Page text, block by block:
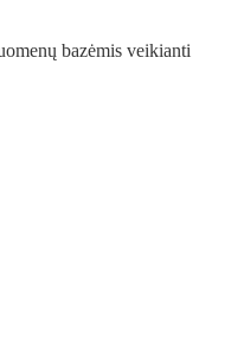
bazėmis veikianti